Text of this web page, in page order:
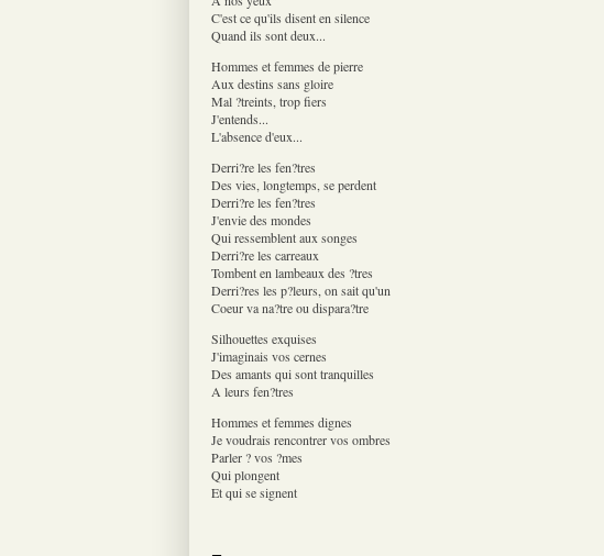
C'est ce qu'ils disent en silence
Quand ils sont deux...
Hommes et femmes de pierre
Aux destins sans gloire
Mal ?treints, trop fiers
J'entends...
L'absence d'eux...
Derri?re les fen?tres
Des vies, longtemps, se perdent
Derri?re les fen?tres
J'envie des mondes
Qui ressemblent aux songes
Derri?re les carreaux
Tombent en lambeaux des ?tres
Derri?res les p?leurs, on sait qu'un
Coeur va na?tre ou dispara?tre
Silhouettes exquises
J'imaginais vos cernes
Des amants qui sont tranquilles
A leurs fen?tres
Hommes et femmes dignes
Je voudrais rencontrer vos ombres
Parler ? vos ?mes
Qui plongent
Et qui se signent